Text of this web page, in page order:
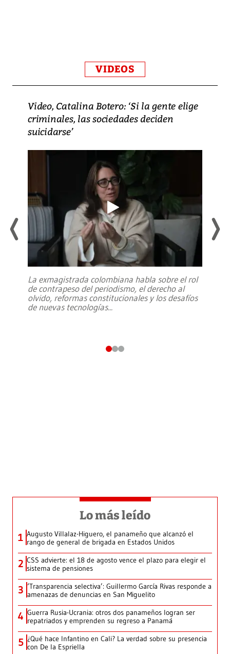
VIDEOS
Video, Catalina Botero: ‘Si la gente elige
criminales, las sociedades deciden
suicidarse’
La exmagistrada colombiana habla sobre el rol
de contrapeso del periodismo, el derecho al
olvido, reformas constitucionales y los desafíos
de nuevas tecnologías...
Lo más leído
1 Augusto Villalaz-Higuero, el panameño que alcanzó el
rango de general de brigada en Estados Unidos
2 CSS advierte: el 18 de agosto vence el plazo para elegir el
sistema de pensiones
3 ‘Transparencia selectiva’: Guillermo García Rivas responde a
amenazas de denuncias en San Miguelito
4 Guerra Rusia-Ucrania: otros dos panameños logran ser
repatriados y emprenden su regreso a Panamá
5 ¿Qué hace Infantino en Cali? La verdad sobre su presencia
con De la Espriella